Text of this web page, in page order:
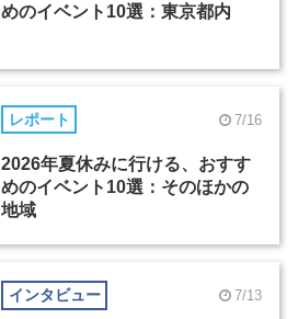
めのイベント10選：東京都内
レポート 7/16
2026年夏休みに行ける、おすす
めのイベント10選：そのほかの
地域
インタビュー 7/13